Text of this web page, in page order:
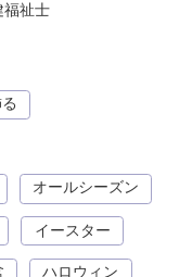
福祉士
オールシーズン
イースター
ハロウィン